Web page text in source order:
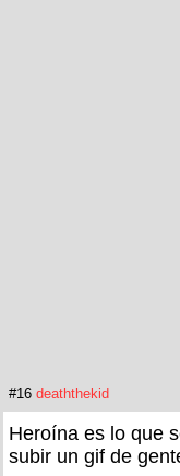
#16 deaththekid
Heroína es lo que
subir un gif de